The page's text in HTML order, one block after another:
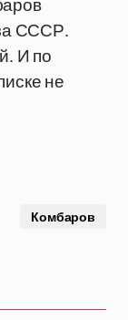
СССР.
И по
не
Комбаров